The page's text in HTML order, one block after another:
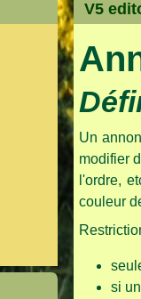
V5
Un
modifier
l'ordre,
couleur
si